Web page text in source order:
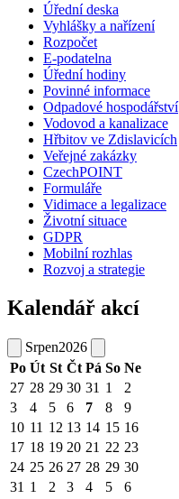
Úřední deska
Vyhlášky a nařízení
Rozpočet
E-podatelna
Úřední hodiny
Povinné informace
Odpadové hospodářství
Vodovod a kanalizace
Hřbitov ve Zdislavicích
Veřejné zakázky
CzechPOINT
Formuláře
Vidimace a legalizace
Životní situace
GDPR
Mobilní rozhlas
Rozvoj a strategie
Kalendář akcí
Srpen2026
Po Út St Čt Pá So Ne
27 28 29 30 31 1
2
3
4 5 6 7 8
9
10 11 12 13 14 15 16
17 18 19 20 21 22 23
24 25 26 27 28 29 30
31 1 2 3 4 5 6